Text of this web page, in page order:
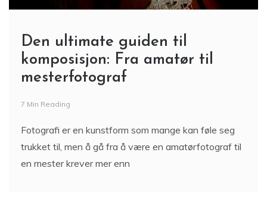
Den ultimate guiden til
komposisjon: Fra amatør til
mesterfotograf
7 Min Reading
Fotografi er en kunstform som mange kan føle seg
trukket til, men å gå fra å være en amatørfotograf til
en mester krever mer enn